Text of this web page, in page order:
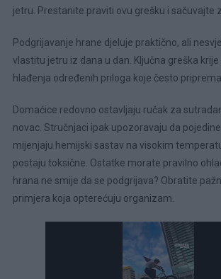
jetru. Prestanite praviti ovu grešku i sačuvajte
Podgrijavanje hrane djeluje praktično, ali
vlastitu jetru iz dana u dan. Ključna greška krije
hlađenja određenih priloga koje često
Domaćice redovno ostavljaju ručak za
novac. Stručnjaci ipak upozoravaju da
mijenjaju hemijski sastav na visokim
postaju toksične. Ostatke morate pravilno
hrana ne smije da se podgrijava? Obratite
primjera koja opterećuju organizam.